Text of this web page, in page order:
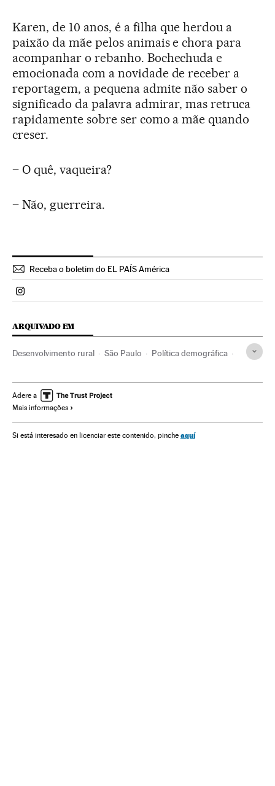
Karen, de 10 anos, é a filha que herdou a
paixão da mãe pelos animais e chora para
acompanhar o rebanho. Bochechuda e
emocionada com a novidade de receber a
reportagem, a pequena admite não saber o
significado da palavra admirar, mas retruca
rapidamente sobre ser como a mãe quando
creser.
– O quê, vaqueira?
– Não, guerreira.
Receba o boletim do EL PAÍS América
Politica El País Brasil en Instagram
ARQUIVADO EM
Desenvolvimento rural São Paulo Política demográfica
América Latina América
Demografia
Adere a
Mais informações
Si está interesado en licenciar este contenido, pinche aquí